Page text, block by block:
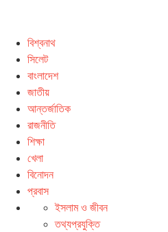
বিশ্বনাথ
সিলেট
বাংলাদেশ
জাতীয়
আন্তর্জাতিক
রাজনীতি
শিক্ষা
খেলা
বিনোদন
প্রবাস
ইসলাম ও জীবন
তথ্যপ্রযুক্তি